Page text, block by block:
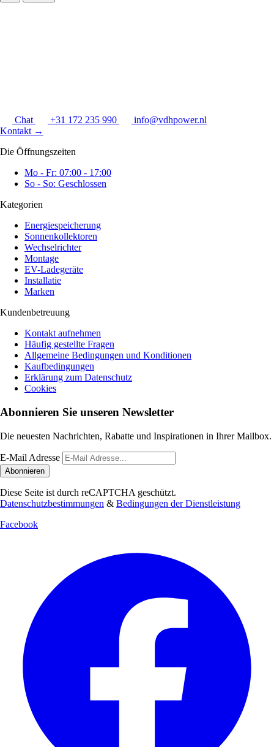
Chat +31 172 235 990
info@vdhpower.nl
Kontakt →
Die Öffnungszeiten
Mo - Fr: 07:00 - 17:00
So - So: Geschlossen
Kategorien
Energiespeicherung
Sonnenkollektoren
Wechselrichter
Montage
EV-Ladegeräte
Installatie
Marken
Kundenbetreuung
Kontakt aufnehmen
Häufig gestellte Fragen
Allgemeine Bedingungen und Konditionen
Kaufbedingungen
Erklärung zum Datenschutz
Cookies
Abonnieren Sie unseren Newsletter
Die neuesten Nachrichten, Rabatte und Inspirationen in Ihrer Mailbox.
E-Mail Adresse
Abonnieren
Diese Seite ist durch reCAPTCHA geschützt.
Datenschutzbestimmungen & Bedingungen der Dienstleistung
Facebook